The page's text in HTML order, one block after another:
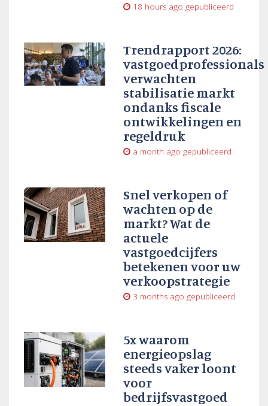
18 hours ago gepubliceerd
Trendrapport 2026:
vastgoedprofessionals
verwachten
stabilisatie markt
ondanks fiscale
ontwikkelingen en
regeldruk
a month ago gepubliceerd
Snel verkopen of
wachten op de
markt? Wat de
actuele
vastgoedcijfers
betekenen voor uw
verkoopstrategie
3 months ago gepubliceerd
5x waarom
energieopslag
steeds vaker loont
voor
bedrijfsvastgoed